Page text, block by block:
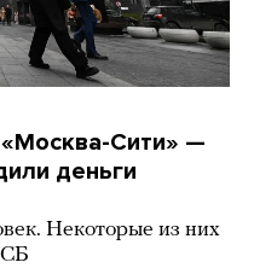
Сити» —
деньги
Некоторые из них